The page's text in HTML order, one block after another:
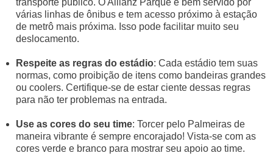
transporte público. O Allianz Parque é bem servido por
várias linhas de ônibus e tem acesso próximo à estação
de metrô mais próxima. Isso pode facilitar muito seu
deslocamento.
Respeite as regras do estádio: Cada estádio tem suas
normas, como proibição de itens como bandeiras grandes
ou coolers. Certifique-se de estar ciente dessas regras
para não ter problemas na entrada.
Use as cores do seu time: Torcer pelo Palmeiras de
maneira vibrante é sempre encorajado! Vista-se com as
cores verde e branco para mostrar seu apoio ao time.